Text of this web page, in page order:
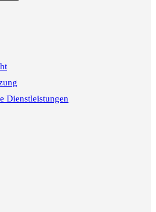
Dienstleistungen